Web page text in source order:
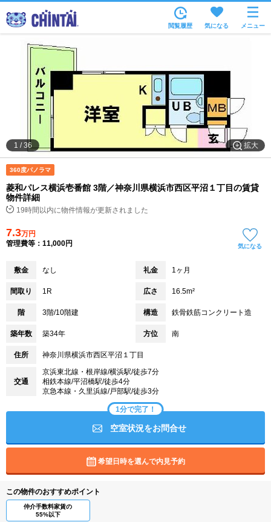
家賃相場から
通勤通学時間から
物件特集から
不動産会社から
閲覧履歴 気になる メニュー
拡大
1 /36
360度パノラマ
菱和パレス横浜壱番館 3階／神奈川県横浜市西区平沼１丁目の賃貸
物件詳細
19時間以内に物件情報が更新されました
7.3万円
管理費等：11,000円
気になる
敷金 なし 礼金 1ヶ月
間取り 1R 広さ 16.5m²
階 3階/10階建 構造 鉄骨鉄筋コンクリート造
築年数 築34年 方位 南
住所 神奈川県横浜市西区平沼１丁目
交通
京浜東北線・根岸線/横浜駅/徒歩7分
相鉄本線/平沼橋駅/徒歩4分
京急本線・久里浜線/戸部駅/徒歩3分
1分で完了！
空室状況をお問合せ
希望日時を選んで内見予約
この物件のおすすめポイント
仲介手数料家賃の
55%以下